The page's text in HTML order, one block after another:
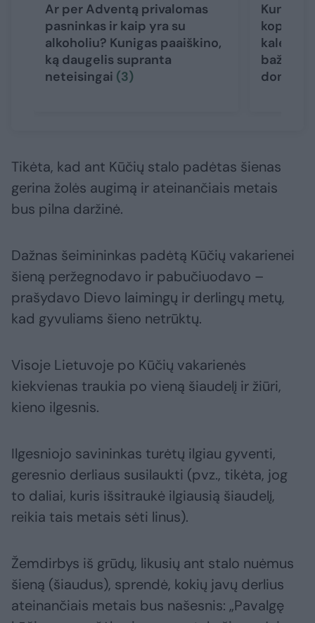
Ar per Adventą privalomas
pasninkas ir kaip yra su
alkoholiu? Kunigas paaiškino,
ką daugelis supranta
neteisingai (3)
Kun.
Tikėta, kad ant Kūčių stalo padėtas šienas
gerina žolės augimą ir ateinančiais metais
bus pilna daržinė.
Dažnas šeimininkas padėtą Kūčių vakarienei
šieną peržegnodavo ir pabučiuodavo –
prašydavo Dievo laimingų ir derlingų metų,
kad gyvuliams šieno netrūktų.
Visoje Lietuvoje po Kūčių vakarienės
kiekvienas traukia po vieną šiaudelį ir žiūri,
kieno ilgesnis.
Ilgesniojo savininkas turėtų ilgiau gyventi,
geresnio derliaus susilaukti (pvz., tikėta, jog
to daliai, kuris išsitraukė ilgiausią šiaudelį,
reikia tais metais sėti linus).
Žemdirbys iš grūdų, likusių ant stalo nuėmus
šieną (šiaudus), sprendė, kokių javų derlius
ateinančiais metais bus našesnis: „Pavalgę